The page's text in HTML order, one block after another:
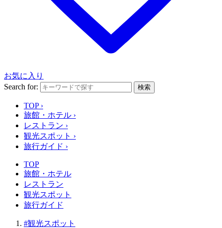
お気に入り
Search for:
検索
TOP ›
旅館・ホテル ›
レストラン ›
観光スポット ›
旅行ガイド ›
TOP
旅館・ホテル
レストラン
観光スポット
旅行ガイド
#観光スポット